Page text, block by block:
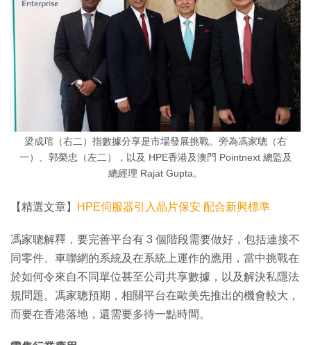
梁成琯（右二）指數據分享是市場發展挑戰。旁為馮家聰（右
一）、郭榮忠（左二），以及 HPE香港及澳門 Pointnext 總監及
總經理 Rajat Gupta。
【精選文章】 HPE伺服器引入晶片保安 配合新興標準
馮家聰解釋，要完善平台有 3 個階段需要做好，包括連接不
同零件、車聯網的系統及在系統上運作的應用，當中挑戰在
於如何令來自不同單位甚至公司共享數據，以及解決私隱法
規問題。馮家聰預期，相關平台在歐美先推出的機會較大，
而要在香港落地，還需要多待一點時間。